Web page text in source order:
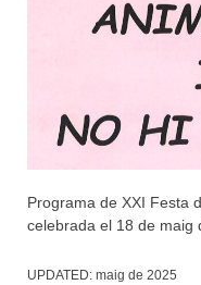
Programa de XXI Festa
celebrada el 18 de maig
UPDATED: maig de 2025